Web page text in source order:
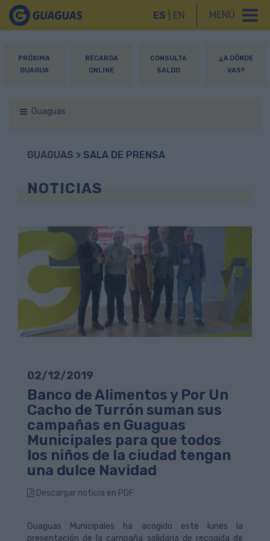
MENÚ
ES EN
PRÓXIMA
GUAGUA
RECARGA
ONLINE
CONSULTA
SALDO
¿A DÓNDE
VAS?
Guaguas
GUAGUAS > SALA DE PRENSA
NOTICIAS
02/12/2019
Banco de Alimentos y Por Un
Cacho de Turrón suman sus
campañas en Guaguas
Municipales para que todos
los niños de la ciudad tengan
una dulce Navidad
Descargar noticia en PDF
Guaguas Municipales ha acogido este lunes la
presentación de la campaña solidaria de recogida de